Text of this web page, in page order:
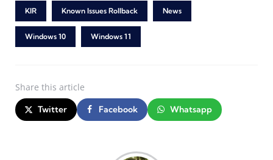
KIR Known Issues Rollback News
Windows 10 Windows 11
Share this article
Twitter Facebook Whatsapp